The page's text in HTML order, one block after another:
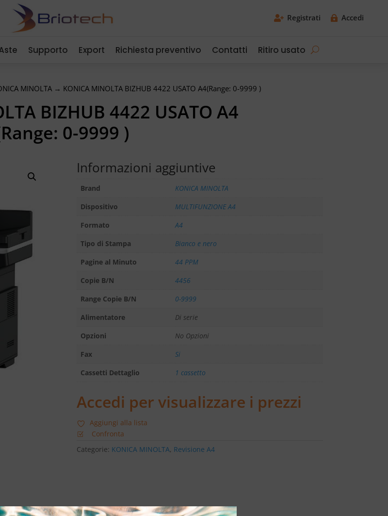
 Registrati  Accedi
Supporto Export Richiesta preventivo Contatti Ritiro usato
MINOLTA→ KONICA MINOLTA BIZHUB 4422 USATO A4(Range: 0-9999 )
BIZHUB 4422 USATO A4
0-9999 )
Informazioni aggiuntive
Brand
KONICA MINOLTA
Dispositivo
MULTIFUNZIONE A4
Formato
A4
Tipo di Stampa
Bianco e nero
Pagine al Minuto
44 PPM
Copie B/N
4456
Range Copie B/N
0-9999
Alimentatore
Di serie
Opzioni
No Opzioni
Fax
Si
Cassetti Dettaglio
1 cassetto
Accedi per visualizzare i prezzi
Aggiungi alla lista
Confronta
Categorie: KONICA MINOLTA, Revisione A4